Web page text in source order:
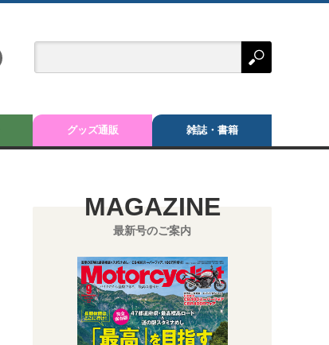
グッズ通販 雑誌・書籍
MAGAZINE
最新号のご案内